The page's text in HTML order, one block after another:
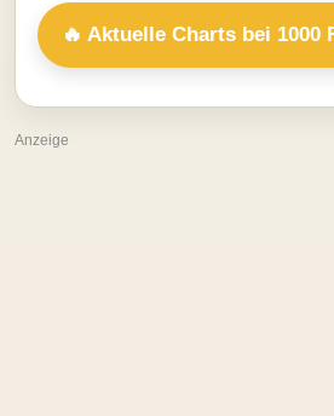
🔥 Aktuelle Charts bei 1000
Anzeige